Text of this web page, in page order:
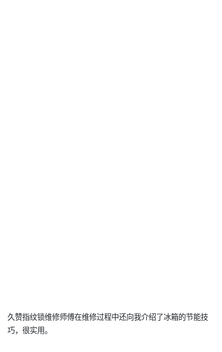
久赞指纹锁维修师傅在维修过程中还向我介绍了冰箱的节能技
巧，很实用。